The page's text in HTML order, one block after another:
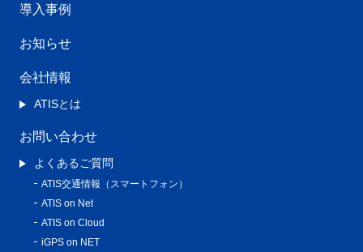
導入事例
お知らせ
会社情報
ATISとは
お問い合わせ
よくあるご質問
ATIS交通情報（スマートフォン）
ATIS on Net
ATIS on Cloud
iGPS on NET